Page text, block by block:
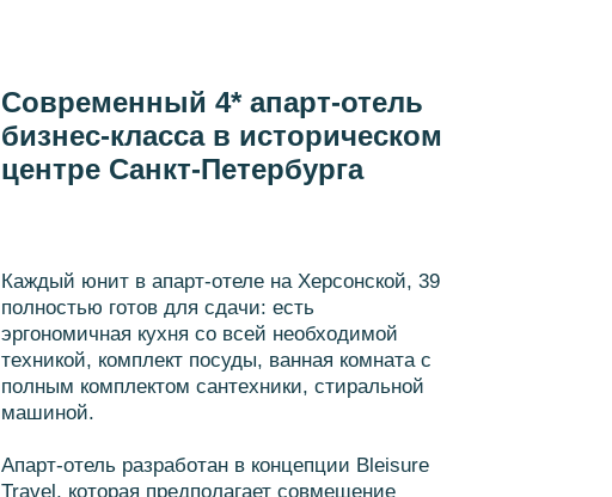
Современный 4* апарт-отель
бизнес-класса в историческом
центре Санкт-Петербурга
Каждый юнит в апарт-отеле на Херсонской, 39
полностью готов для сдачи: есть
эргономичная кухня со всей необходимой
техникой, комплект посуды, ванная комната с
полным комплектом сантехники, стиральной
машиной.
Апарт-отель разработан в концепции Bleisure
Travel, которая предполагает совмещение